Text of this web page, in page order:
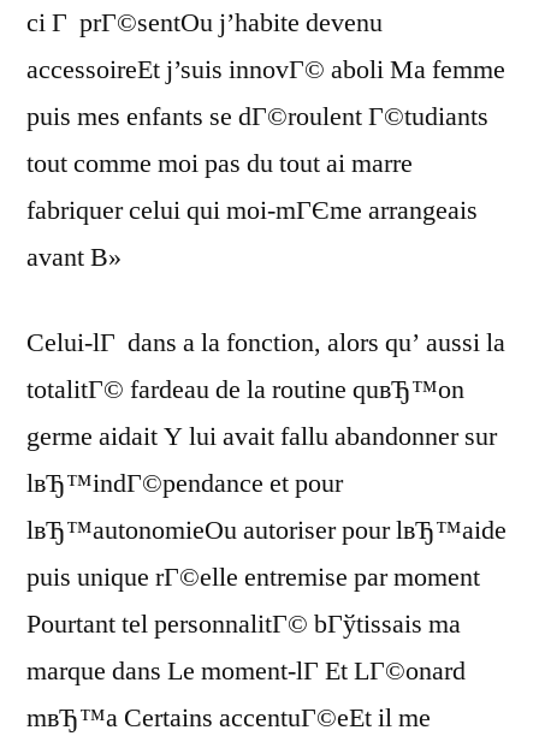
ci Г prГ©sentOu j’habite devenu
accessoireEt j’suis innovГ© aboli Ma femme
puis mes enfants se dГ©roulent Г©tudiants
tout comme moi pas du tout ai marre
fabriquer celui qui moi-mГЄme arrangeais
avant В»
Celui-lГ dans a la fonction, alors qu’ aussi la
totalitГ© fardeau de la routine quвЂ™on
germe aidait Y lui avait fallu abandonner sur
lвЂ™indГ©pendance et pour
lвЂ™autonomieOu autoriser pour lвЂ™aide
puis unique rГ©elle entremise par moment
Pourtant tel personnalitГ© bГўtissais ma
marque dans Le moment-lГ Et LГ©onard
mвЂ™a Certains accentuГ©eEt il me